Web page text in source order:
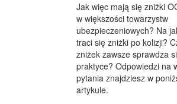
Jak więc mają się zniżki
w większości towarzystw
ubezpieczeniowych? Na
traci się zniżki po kolizji?
zniżek zawsze sprawdza
praktyce? Odpowiedzi na
pytania znajdziesz w
artykule.